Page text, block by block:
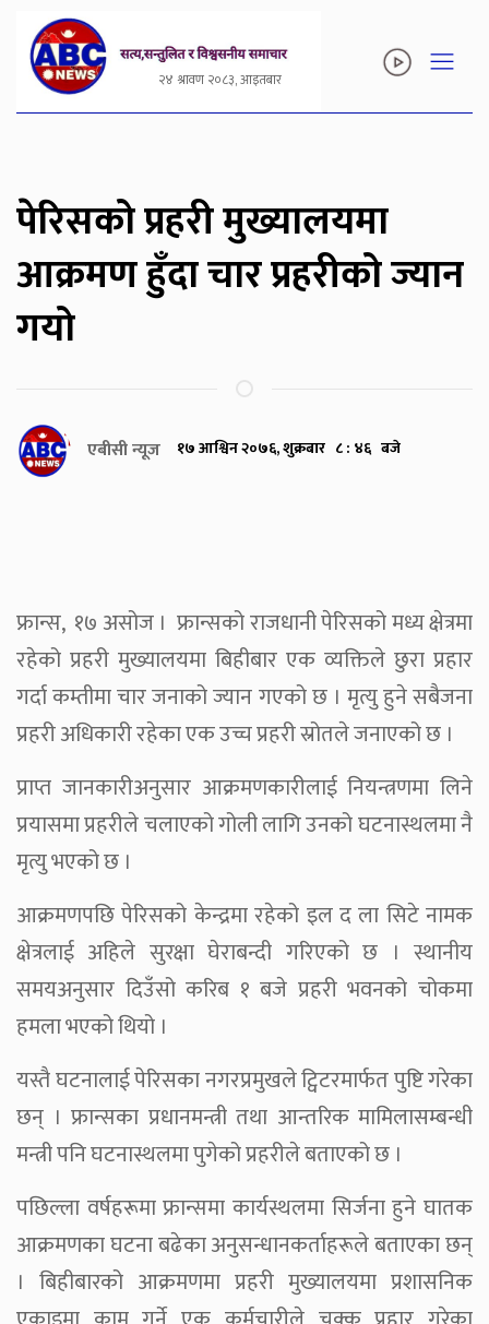
२४ श्रावण २०८३, आइतबार
पेरिसको प्रहरी मुख्यालयमा
आक्रमण हुँदा चार प्रहरीको ज्यान
गयो
एबीसी न्यूज १७ आश्विन २०७६, शुक्रबार ८ : ४६ बजे
फ्रान्स, १७ असोज । फ्रान्सको राजधानी पेरिसको मध्य क्षेत्रमा
रहेको प्रहरी मुख्यालयमा बिहीबार एक व्यक्तिले छुरा प्रहार
गर्दा कम्तीमा चार जनाको ज्यान गएको छ । मृत्यु हुने सबैजना
प्रहरी अधिकारी रहेका एक उच्च प्रहरी स्रोतले जनाएको छ ।
प्राप्त जानकारीअनुसार आक्रमणकारीलाई नियन्त्रणमा लिने
प्रयासमा प्रहरीले चलाएको गोली लागि उनको घटनास्थलमा नै
मृत्यु भएको छ ।
आक्रमणपछि पेरिसको केन्द्रमा रहेको इल द ला सिटे नामक
क्षेत्रलाई अहिले सुरक्षा घेराबन्दी गरिएको छ । स्थानीय
समयअनुसार दिउँसो करिब १ बजे प्रहरी भवनको चोकमा
हमला भएको थियो ।
यस्तै घटनालाई पेरिसका नगरप्रमुखले ट्विटरमार्फत पुष्टि गरेका
छन् । फ्रान्सका प्रधानमन्त्री तथा आन्तरिक मामिलासम्बन्धी
मन्त्री पनि घटनास्थलमा पुगेको प्रहरीले बताएको छ ।
पछिल्ला वर्षहरूमा फ्रान्समा कार्यस्थलमा सिर्जना हुने घातक
आक्रमणका घटना बढेका अनुसन्धानकर्ताहरूले बताएका छन्
। बिहीबारको आक्रमणमा प्रहरी मुख्यालयमा प्रशासनिक